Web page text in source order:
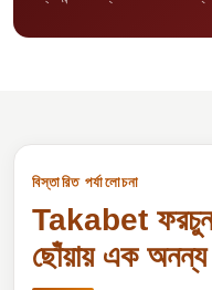
বিস্তারিত পর্যালোচনা
Takabet ফরচুন
ছোঁয়ায় এক অনন্য